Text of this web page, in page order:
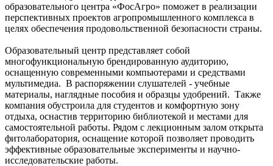
образовательного центра «ФосАгро» поможет в реализации
перспективных проектов агропромышленного комплекса в
целях обеспечения продовольственной безопасности страны.
Образовательный центр представляет собой
многофункциональную брендированную аудиторию,
оснащенную современными компьютерами и средствами
мультимедиа. В распоряжении слушателей - учебные
материалы, наглядные пособия и образцы удобрений. Также
компания обустроила для студентов и комфортную зону
отдыха, оснастив территорию библиотекой и местами для
самостоятельной работы. Рядом с лекционным залом открыта
фитолаборатория, оснащение которой позволяет проводить
эффективные образовательные эксперименты и научно-
исследовательские работы.